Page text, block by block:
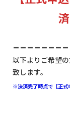
＝＝＝＝＝＝＝
以下よりご希望
致します。
※決済完了時点で【正式